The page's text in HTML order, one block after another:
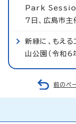
Park
7日、広島市主
新緑に、もえ
山公園（令和6
前のペ